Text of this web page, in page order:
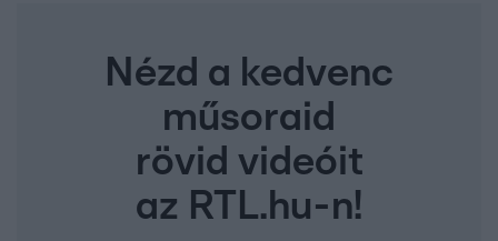
Nézd a kedvenc
műsoraid
rövid videóit
az RTL.hu-n!